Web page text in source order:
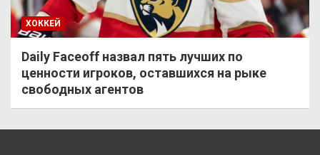
ХОККЕЙ
Daily Faceoff назвал пять лучших по
ценности игроков, оставшихся на рыке
свободных агентов